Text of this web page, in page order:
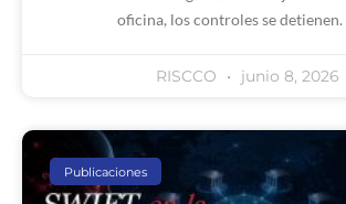
oficina, los controles se detienen.
RISCCO junio 8, 2026
Publicaciones